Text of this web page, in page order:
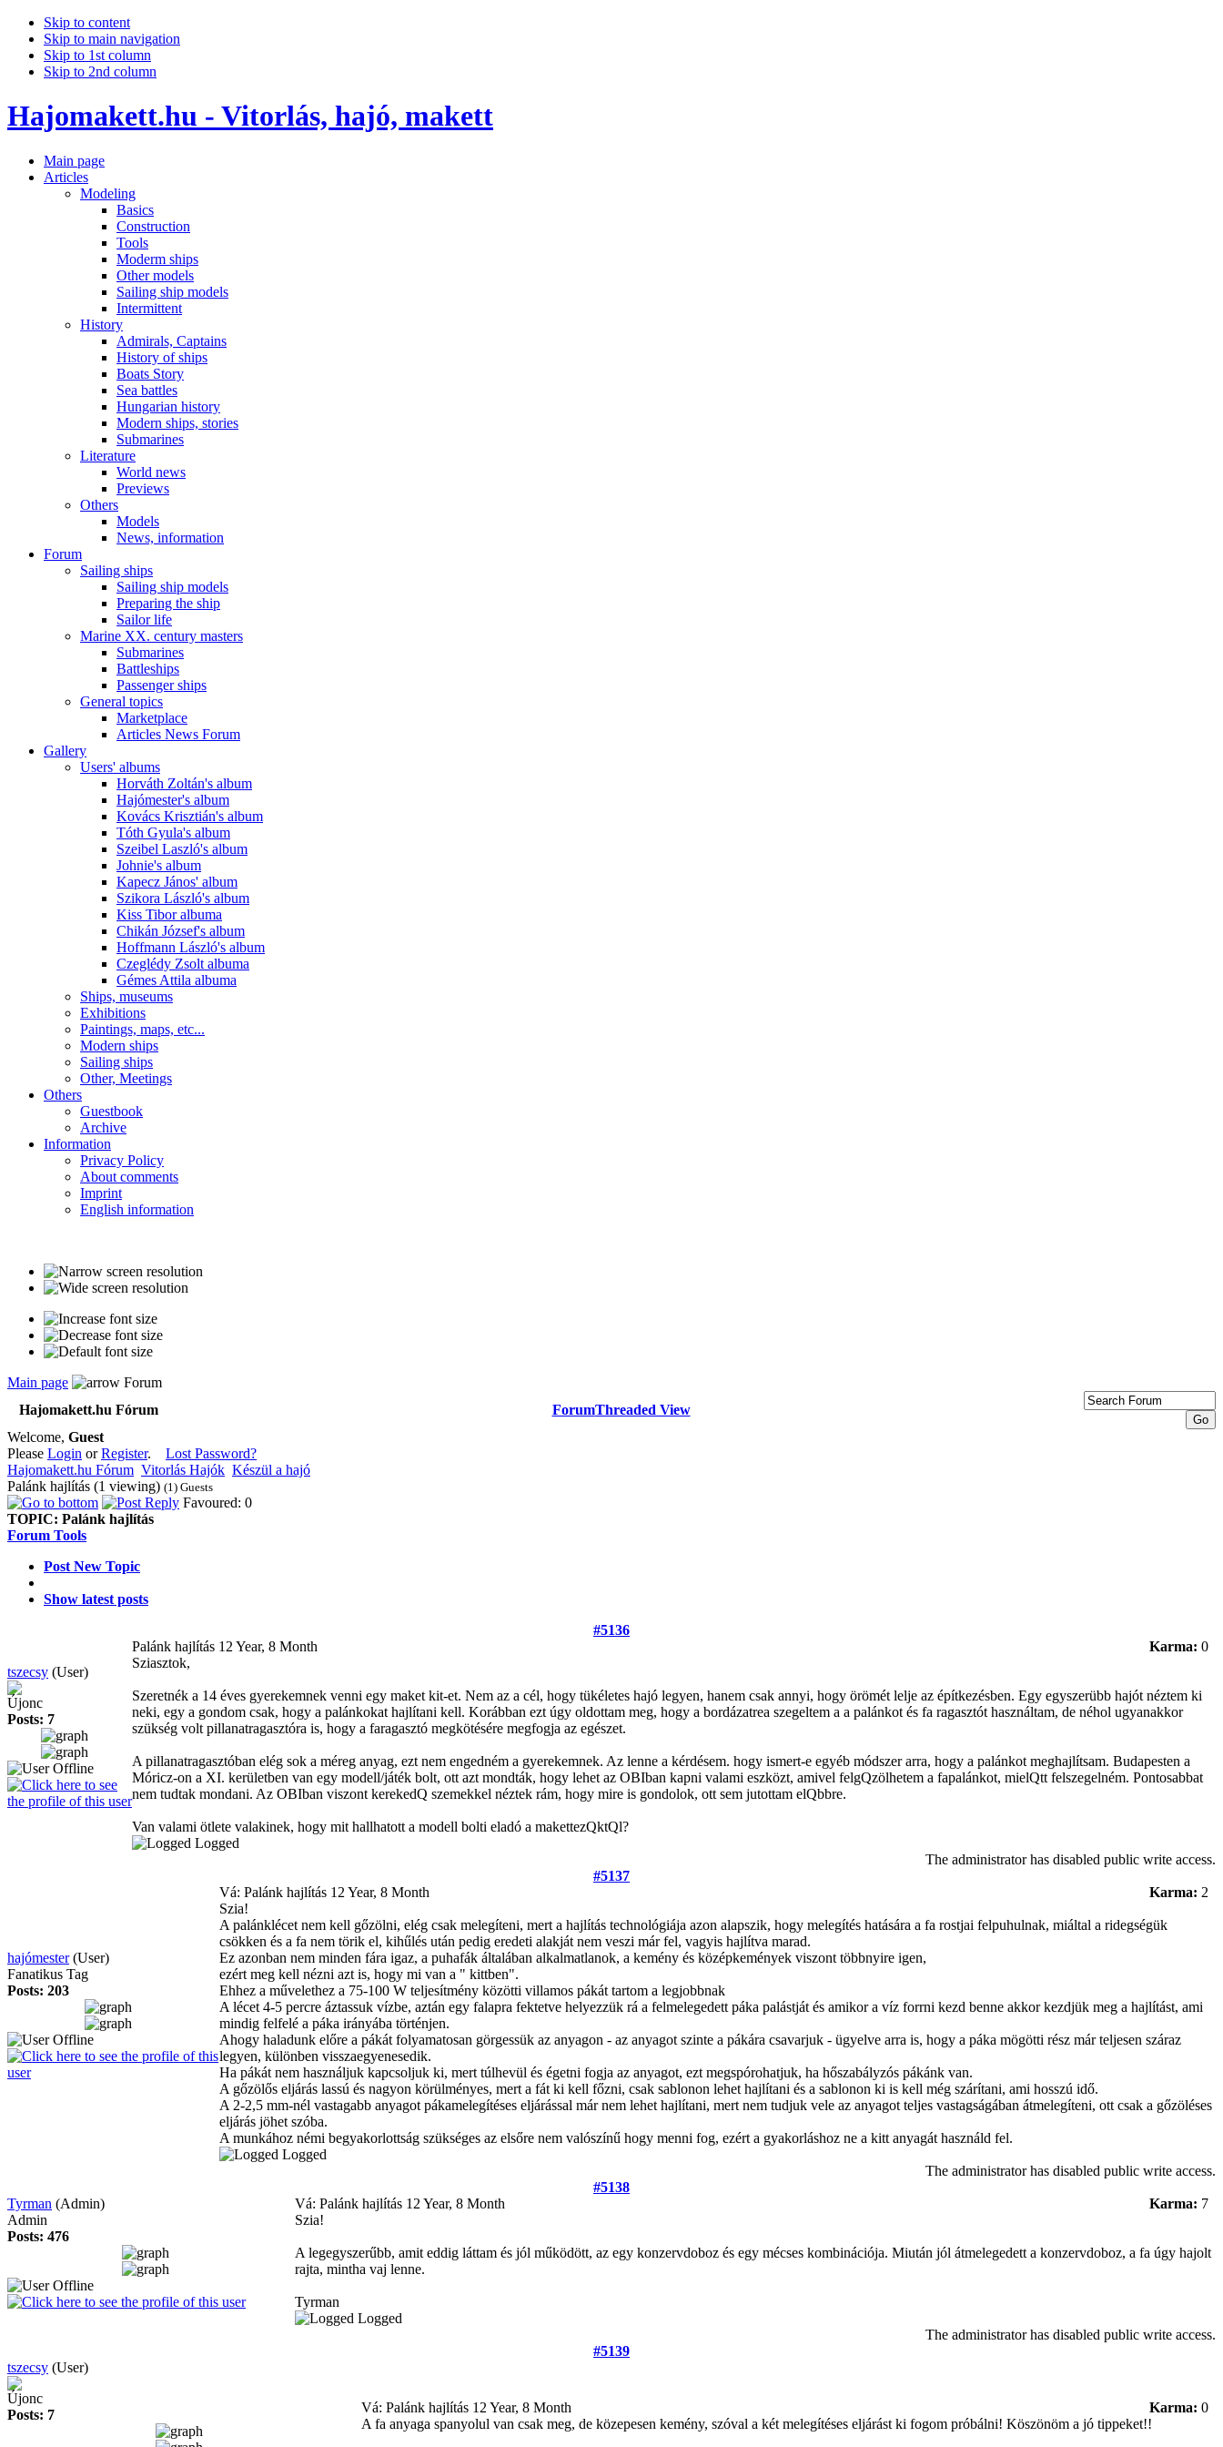
Skip to content
Skip to main navigation
Skip to 1st column
Skip to 2nd column
Hajomakett.hu - Vitorlás, hajó, makett
Main page
Articles
Modeling
Basics
Construction
Tools
Moderm ships
Other models
Sailing ship models
Intermittent
History
Admirals, Captains
History of ships
Boats Story
Sea battles
Hungarian history
Modern ships, stories
Submarines
Literature
World news
Previews
Others
Models
News, information
Forum
Sailing ships
Sailing ship models
Preparing the ship
Sailor life
Marine XX. century masters
Submarines
Battleships
Passenger ships
General topics
Marketplace
Articles News Forum
Gallery
Users' albums
Horváth Zoltán's album
Hajómester's album
Kovács Krisztián's album
Tóth Gyula's album
Szeibel Laszló's album
Johnie's album
Kapecz János' album
Szikora László's album
Kiss Tibor albuma
Chikán József's album
Hoffmann László's album
Czeglédy Zsolt albuma
Gémes Attila albuma
Ships, museums
Exhibitions
Paintings, maps, etc...
Modern ships
Sailing ships
Other, Meetings
Others
Guestbook
Archive
Information
Privacy Policy
About comments
Imprint
English information
Main page
Forum
Hajomakett.hu Fórum
ForumThreaded View
Welcome, Guest
Please Login orRegister. Lost Password?
Hajomakett.hu Fórum Vitorlás Hajók Készül a hajó
Palánk hajlítás (1 viewing) (1) Guests
Favoured: 0
TOPIC: Palánk hajlítás
Forum Tools
Post New Topic
Show latest posts
#5136
tszecsy (User)
Újonc
Posts: 7
Palánk hajlítás 12 Year, 8 Month Karma: 0
Sziasztok,
Szeretnék a 14 éves gyerekemnek venni egy maket kit-et. Nem az a cél, hogy tükéletes hajó legyen, hanem csak annyi, hogy örömét lelje az építkezésben. Egy egyszerübb hajót néztem ki
neki, egy a gondom csak, hogy a palánkokat hajlítani kell. Korábban ezt úgy oldottam meg, hogy a bordázatrea szegeltem a a palánkot és fa ragasztót használtam, de néhol ugyanakkor
szükség volt pillanatragasztóra is, hogy a faragasztó megkötésére megfogja az egészet.
A pillanatragasztóban elég sok a méreg anyag, ezt nem engedném a gyerekemnek. Az lenne a kérdésem. hogy ismert-e egyéb módszer arra, hogy a palánkot meghajlítsam. Budapesten a
Móricz-on a XI. kerületben van egy modell/játék bolt, ott azt mondták, hogy lehet az OBIban kapni valami eszközt, amivel felgQzölhetem a fapalánkot, mielQtt felszegelném. Pontosabbat
nem tudtak mondani. Az OBIban viszont kerekedQ szemekkel néztek rám, hogy mire is gondolok, ott sem jutottam elQbbre.
Van valami ötlete valakinek, hogy mit hallhatott a modell bolti eladó a makettezQktQl?
Logged
The administrator has disabled public write access.
#5137
hajómester (User)
Fanatikus Tag
Posts: 203
Vá: Palánk hajlítás 12 Year, 8 Month Karma: 2
Szia!
A palánklécet nem kell gőzölni, elég csak melegíteni, mert a hajlítás technológiája azon alapszik, hogy melegítés hatására a fa rostjai felpuhulnak, miáltal a ridegségük
csökken és a fa nem törik el, kihűlés után pedig eredeti alakját nem veszi már fel, vagyis hajlítva marad.
Ez azonban nem minden fára igaz, a puhafák általában alkalmatlanok, a kemény és középkemények viszont többnyire igen,
ezért meg kell nézni azt is, hogy mi van a " kittben".
Ehhez a művelethez a 75-100 W teljesítmény közötti villamos pákát tartom a legjobbnak
A lécet 4-5 percre áztassuk vízbe, aztán egy falapra fektetve helyezzük rá a felmelegedett páka palástját és amikor a víz forrni kezd benne akkor kezdjük meg a hajlítást, ami
mindig felfelé a páka irányába történjen.
Ahogy haladunk előre a pákát folyamatosan görgessük az anyagon - az anyagot szinte a pákára csavarjuk - ügyelve arra is, hogy a páka mögötti rész már teljesen száraz
legyen, különben visszaegyenesedik.
Ha pákát nem használjuk kapcsoljuk ki, mert túlhevül és égetni fogja az anyagot, ezt megspórohatjuk, ha hőszabályzós pákánk van.
A gőzölős eljárás lassú és nagyon körülményes, mert a fát ki kell főzni, csak sablonon lehet hajlítani és a sablonon ki is kell még szárítani, ami hosszú idő.
A 2-2,5 mm-nél vastagabb anyagot pákamelegítéses eljárással már nem lehet hajlítani, mert nem tudjuk vele az anyagot teljes vastagságában átmelegíteni, ott csak a gőzöléses
eljárás jöhet szóba.
A munkához némi begyakorlottság szükséges az elsőre nem valószínű hogy menni fog, ezért a gyakorláshoz ne a kitt anyagát használd fel.
Logged
The administrator has disabled public write access.
#5138
Tyrman (Admin)
Admin
Posts: 476
Vá: Palánk hajlítás 12 Year, 8 Month Karma: 7
Szia!
A legegyszerűbb, amit eddig láttam és jól működött, az egy konzervdoboz és egy mécses kombinációja. Miután jól átmelegedett a konzervdoboz, a fa úgy hajolt
rajta, mintha vaj lenne.
Tyrman
Logged
The administrator has disabled public write access.
#5139
tszecsy (User)
Újonc
Posts: 7
Vá: Palánk hajlítás 12 Year, 8 Month Karma: 0
A fa anyaga spanyolul van csak meg, de közepesen kemény, szóval a két melegítéses eljárást ki fogom próbálni! Köszönöm a jó tippeket!!